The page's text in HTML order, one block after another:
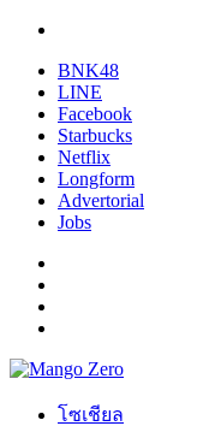
BNK48
LINE
Facebook
Starbucks
Netflix
Longform
Advertorial
Jobs
โซเชียล